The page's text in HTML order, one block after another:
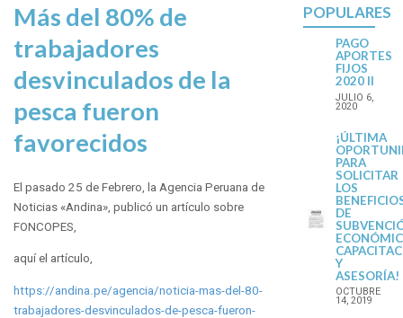
Más del 80% de
trabajadores
desvinculados de la
pesca fueron
favorecidos
El pasado 25 de Febrero, la Agencia Peruana de
Noticias «Andina», publicó un artículo sobre
FONCOPES,
aquí el artículo,
https://andina.pe/agencia/noticia-mas-del-80-
trabajadores-desvinculados-de-pesca-fueron-
POPULARES
PAGO
APORTES
FIJOS
2020 II
JULIO 6,
2020
¡ÚLTIMA
PARA
SOLICITAR
LOS
DE
Y
ASESORÍA!
OCTUBRE
14, 2019